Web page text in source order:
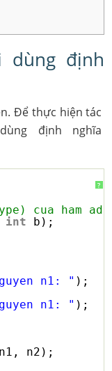
dùng định
Để thực hiện tác
định nghĩa
?
cua ham
int
b);
n1: " );
n1: " );
n2);